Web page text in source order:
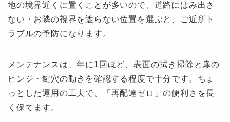
地の境界近くに置くことが多いので、道路にはみ出さ
ない・お隣の視界を遮らない位置を選ぶと、ご近所ト
ラブルの予防になります。
メンテナンスは、年に1回ほど、表面の拭き掃除と扉の
ヒンジ・鍵穴の動きを確認する程度で十分です。ちょ
っとした運用の工夫で、「再配達ゼロ」の便利さを長
く保てます。